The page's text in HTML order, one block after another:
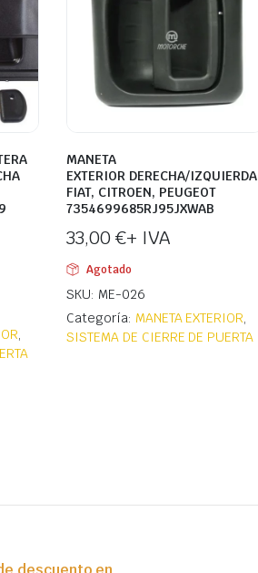
,
MANETA
EXTERIOR DERECHA/IZQUIERDA
FIAT, CITROEN, PEUGEOT
7354699685RJ95JXWAB
33,00 €+ IVA
Agotado
SKU: ME-026
Categoría: MANETA EXTERIOR,
SISTEMA DE CIERRE DE PUERTA